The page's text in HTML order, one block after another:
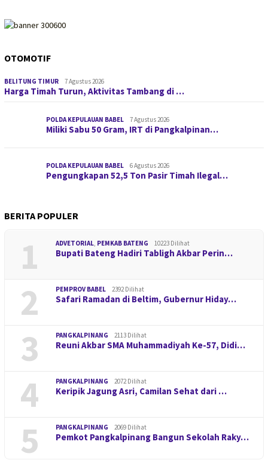
OTOMOTIF
BELITUNG TIMUR 7 Agustus 2026
Harga Timah Turun, Aktivitas Tambang di …
POLDA KEPULAUAN BABEL 7 Agustus 2026
Miliki Sabu 50 Gram, IRT di Pangkalpinan…
POLDA KEPULAUAN BABEL 6 Agustus 2026
Pengungkapan 52,5 Ton Pasir Timah Ilegal…
BERITA POPULER
1 ADVETORIAL PEMKAB BATENG 10223 Dilihat
Bupati Bateng Hadiri Tabligh Akbar Perin…
2 PEMPROV BABEL 2392 Dilihat
Safari Ramadan di Beltim, Gubernur Hiday…
3 PANGKALPINANG 2113 Dilihat
Reuni Akbar SMA Muhammadiyah Ke-57, Didi…
4 PANGKALPINANG 2072 Dilihat
Keripik Jagung Asri, Camilan Sehat dari …
5 PANGKALPINANG 2069 Dilihat
Pemkot Pangkalpinang Bangun Sekolah Raky…